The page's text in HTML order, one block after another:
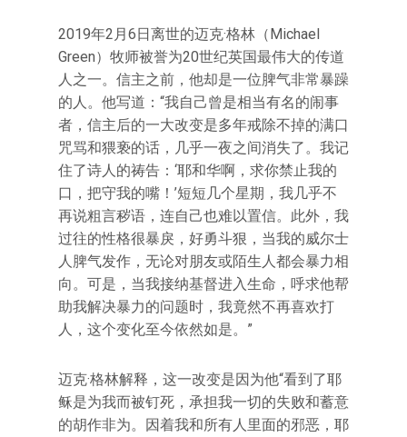
2019年2月6日离世的迈克·格林（Michael
Green）牧师被誉为20世纪英国最伟大的传道
人之一。信主之前，他却是一位脾气非常暴躁
的人。他写道：“我自己曾是相当有名的闹事
者，信主后的一大改变是多年戒除不掉的满口
咒骂和猥亵的话，几乎一夜之间消失了。我记
住了诗人的祷告：‘耶和华啊，求你禁止我的
口，把守我的嘴！’短短几个星期，我几乎不
再说粗言秽语，连自己也难以置信。此外，我
过往的性格很暴戾，好勇斗狠，当我的威尔士
人脾气发作，无论对朋友或陌生人都会暴力相
向。可是，当我接纳基督进入生命，呼求他帮
助我解决暴力的问题时，我竟然不再喜欢打
人，这个变化至今依然如是。”
迈克·格林解释，这一改变是因为他“看到了耶
稣是为我而被钉死，承担我一切的失败和蓄意
的胡作非为。因着我和所有人里面的邪恶，耶